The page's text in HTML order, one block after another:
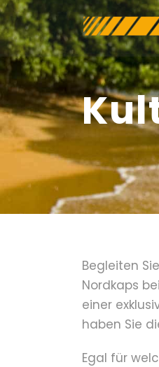
Begleiten
Nordkaps
einer
haben Sie
Egal für